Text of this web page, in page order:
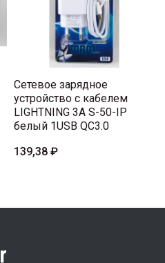
Сетевое зарядное
устройство с кабелем
LIGHTNING 3A S-50-IP
белый 1USB QC3.0
139,38 ₽